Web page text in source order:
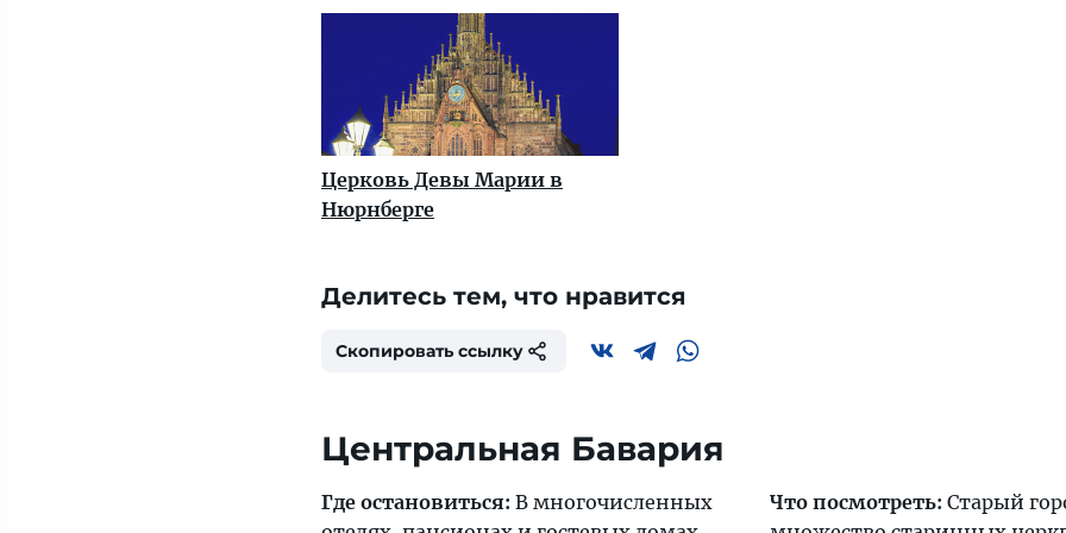
Церковь Девы Марии в
Нюрнберге
Делитесь тем, что нравится
Скопировать ссылку
Центральная Бавария
Где остановиться: В многочисленных
Что посмотреть: Старый